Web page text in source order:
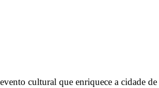
cultural que enriquece a cidade de